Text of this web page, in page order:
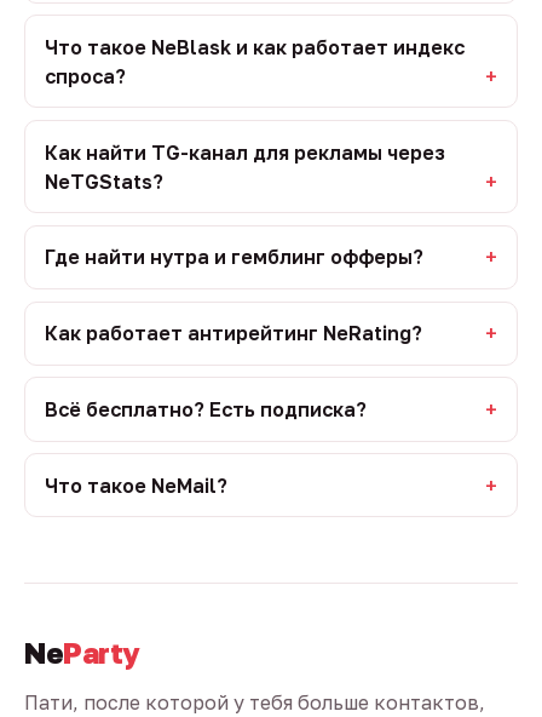
Что такое NeBlask и как работает индекс
спроса?
Как найти TG-канал для рекламы через
NeTGStats?
Где найти нутра и гемблинг офферы?
Как работает антирейтинг NeRating?
Всё бесплатно? Есть подписка?
Что такое NeMail?
NeParty
Пати, после которой у тебя больше контактов,